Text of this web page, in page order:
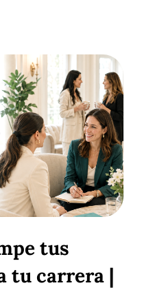
tus
tu carrera |